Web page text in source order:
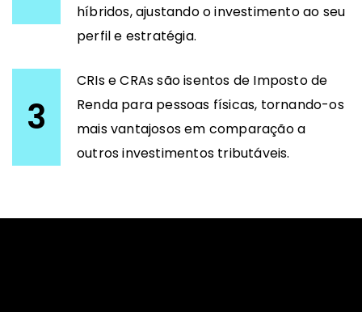
híbridos, ajustando o investimento ao seu
perfil e estratégia.
3
CRIs e CRAs são isentos de Imposto de
Renda para pessoas físicas, tornando-os
mais vantajosos em comparação a
outros investimentos tributáveis.